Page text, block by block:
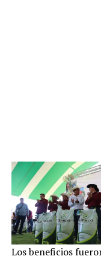
Los beneficios